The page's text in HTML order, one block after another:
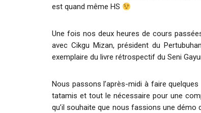
est quand même HS
Une fois nos deux heures de cours
avec Cikgu Mizan, président du
exemplaire du livre rétrospectif du Seni
Nous passons l’après-midi à faire
tatamis et tout le nécessaire pour une
qu’il souhaite que nous fassions une démo